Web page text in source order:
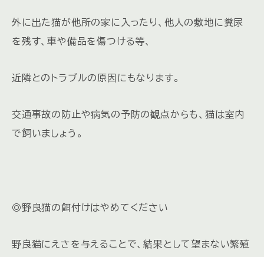
外に出た猫が他所の家に入ったり、他人の敷地に糞尿
を残す、車や備品を傷つける等、
近隣とのトラブルの原因にもなります。
交通事故の防止や病気の予防の観点からも、猫は室内
で飼いましょう。
◎野良猫の餌付けはやめてください
野良猫にえさを与えることで、結果として望まない繁殖